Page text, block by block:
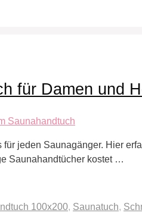
für Damen und
jeden Saunagänger. Hier
Saunahandtücher kostet …
100x200, Saunatuch,